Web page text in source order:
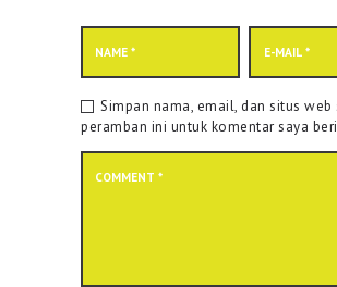
Simpan nama, email, dan situs web
peramban ini untuk komentar saya